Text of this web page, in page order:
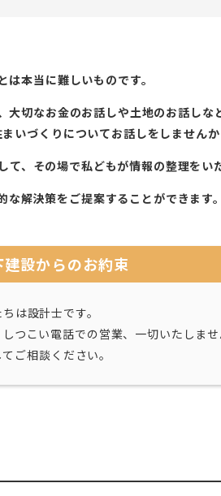
は本当に難しいものです。
大切なお金のお話しや土地のお話しな
いづくりについてお話しをしません
て、その場で私どもが情報の整理をい
な解決策をご提案することができます
建設からのお約束
は設計士です。
つこい電話での営業、一切いたしま
ご相談ください。